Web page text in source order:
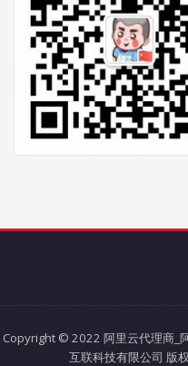
Copyright © 2022 阿里云代理商_
互联科技有限公司 版